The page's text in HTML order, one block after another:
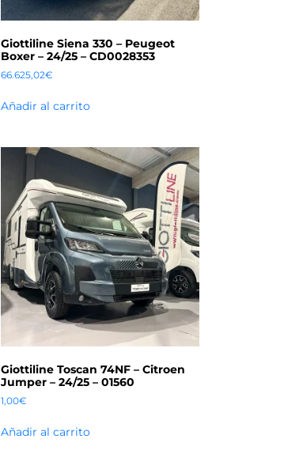
Giottiline Siena 330 – Peugeot
Boxer – 24/25 – CD0028353
66.625,02€
Añadir al carrito
Giottiline Toscan 74NF – Citroen
Jumper – 24/25 – 01560
1,00€
Añadir al carrito